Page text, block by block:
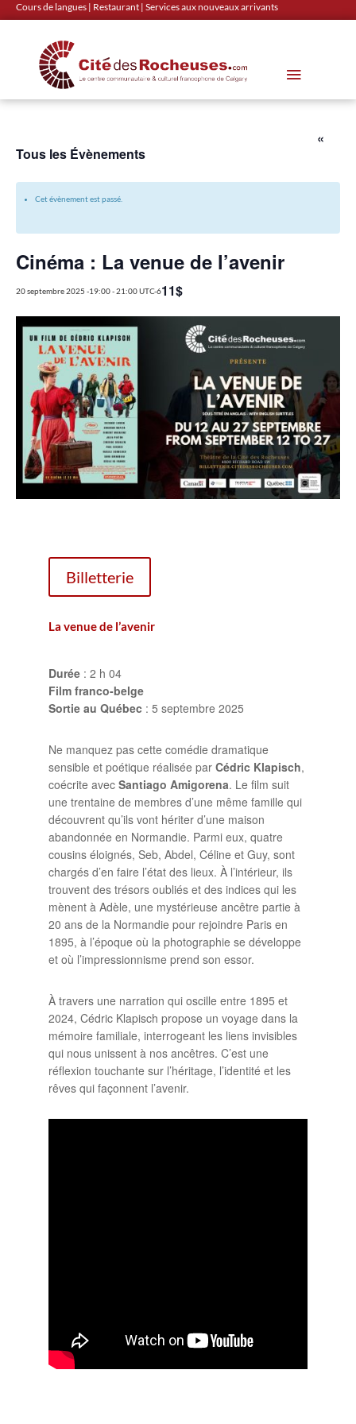
Cours de langues | Restaurant | Services aux nouveaux arrivants
«
Tous les Évènements
Cet évènement est passé.
Cinéma : La venue de l’avenir
20 septembre 2025 -19:00-21:00UTC-611$
Billetterie
La venue de l’avenir
Durée: 2 h 04
Film franco-belge
Sortie au Québec: 5 septembre 2025
Ne manquez pas cette comédie dramatique
sensible et poétique réalisée par Cédric Klapisch,
coécrite avec Santiago Amigorena. Le film suit
une trentaine de membres d’une même famille qui
découvrent qu’ils vont hériter d’une maison
abandonnée en Normandie. Parmi eux, quatre
cousins éloignés, Seb, Abdel, Céline et Guy, sont
chargés d’en faire l’état des lieux. À l’intérieur, ils
trouvent des trésors oubliés et des indices qui les
mènent à Adèle, une mystérieuse ancêtre partie à
20 ans de la Normandie pour rejoindre Paris en
1895, à l’époque où la photographie se développe
et où l’impressionnisme prend son essor.
À travers une narration qui oscille entre 1895 et
2024, Cédric Klapisch propose un voyage dans la
mémoire familiale, interrogeant les liens invisibles
qui nous unissent à nos ancêtres. C’est une
réflexion touchante sur l’héritage, l’identité et les
rêves qui façonnent l’avenir.